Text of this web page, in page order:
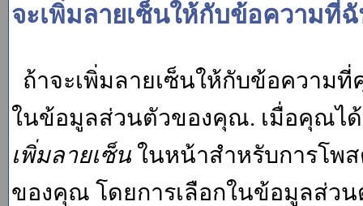
จะเพิ่มลายเซ็นให้กับข้อความที่
ถ้าจะเพิ่มลายเซ็นให้กับข้อความ
ในข้อมูลส่วนตัวของคุณ. เมื่อคุณไ
เพิ่มลายเซ็น ในหน้าสำหรับการโพ
ของคุณ โดยการเลือกในข้อมูลส่ว